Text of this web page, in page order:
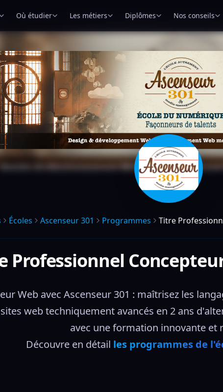
Où étudier Les métiers Diplômes Nos conseils
Écoles Ascenseur 301 Programmes Titre
Professionnel
Web avec Ascenseur 301 : maîtrisez les
web techniquement avancés en 2 ans
avec une formation innovante et
Découvre en détail les programmes de